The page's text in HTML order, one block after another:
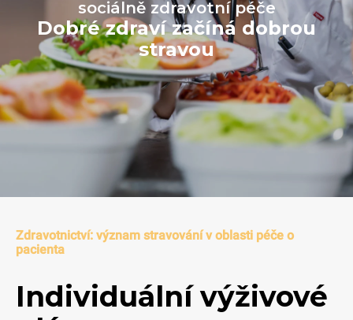
sociálně zdravotní péče
Dobré zdraví začíná dobrou
stravou
Zdravotnictví: význam stravování v oblasti péče o
pacienta
Individuální výživové